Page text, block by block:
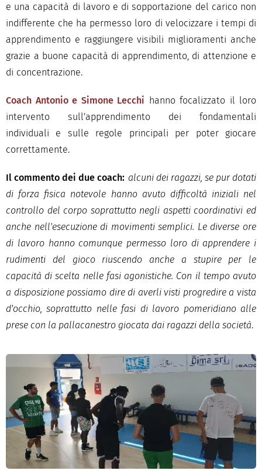
e una capacità di lavoro e di sopportazione del carico non
indifferente che ha permesso loro di velocizzare i tempi di
apprendimento e raggiungere visibili miglioramenti anche
grazie a buone capacità di apprendimento, di attenzione e
di concentrazione.
Coach Antonio e Simone Lecchi hanno focalizzato il loro
intervento sull'apprendimento dei fondamentali
individuali e sulle regole principali per poter giocare
correttamente.
Il commento dei due coach: alcuni dei ragazzi, se pur dotati
di forza fisica notevole hanno avuto difficoltà iniziali nel
controllo del corpo soprattutto negli aspetti coordinativi ed
anche nell'esecuzione di movimenti semplici. Le diverse ore
di lavoro hanno comunque permesso loro di apprendere i
rudimenti del gioco riuscendo anche a stupire per le
capacità di scelta nelle fasi agonistiche. Con il tempo avuto
a disposizione possiamo dire di averli visti progredire a vista
d'occhio, soprattutto nelle fasi di lavoro pomeridiano alle
prese con la pallacanestro giocata dai ragazzi della società.